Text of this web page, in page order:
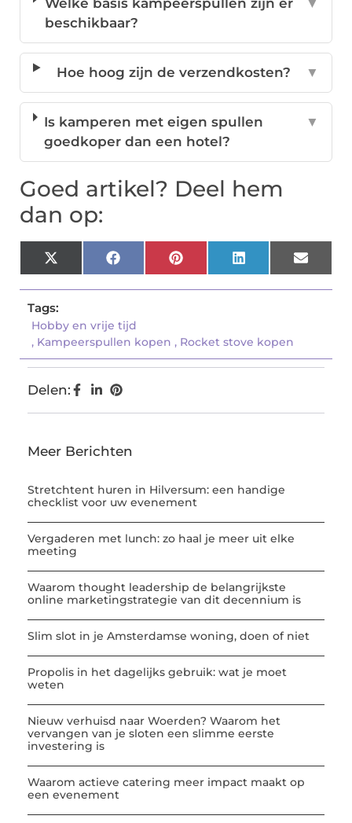
Welke basis kampeerspullen zijn er
beschikbaar?
▼
Hoe hoog zijn de verzendkosten? ▼
Is kamperen met eigen spullen
goedkoper dan een hotel?
▼
Goed artikel? Deel hem
dan op:
X
(Twitter)
FacebookPinterestLinkedInEmail
Tags:
Hobby en vrije tijd
, Kampeerspullen kopen , Rocket stove kopen
Delen:
Meer Berichten
Stretchtent huren in Hilversum: een handige
checklist voor uw evenement
Vergaderen met lunch: zo haal je meer uit elke
meeting
Waarom thought leadership de belangrijkste
online marketingstrategie van dit decennium is
Slim slot in je Amsterdamse woning, doen of niet
Propolis in het dagelijks gebruik: wat je moet
weten
Nieuw verhuisd naar Woerden? Waarom het
vervangen van je sloten een slimme eerste
investering is
Waarom actieve catering meer impact maakt op
een evenement